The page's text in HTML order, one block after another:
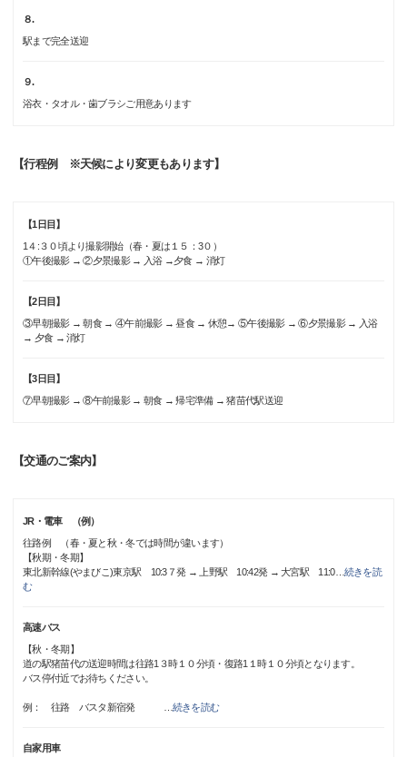
８.
駅まで完全送迎
９.
浴衣・タオル・歯ブラシご用意あります
【行程例 ※天候により変更もあります】
【1日目】
1４:３０頃より撮影開始（春・夏は１５：3０）
①午後撮影 → ②夕景撮影 → 入浴 →夕食 → 消灯
【2日目】
③早朝撮影 → 朝食 → ④午前撮影 → 昼食 → 休憩→ ⑤午後撮影 → ⑥夕景撮影 → 入浴
→ 夕食 → 消灯
【3日目】
⑦早朝撮影 → ⑧午前撮影 → 朝食 → 帰宅準備 → 猪苗代駅送迎
【交通のご案内】
JR・電車 （例）
往路例 （春・夏と秋・冬では時間が違います）
【秋期・冬期】
東北新幹線(やまびこ)東京駅 10:3７発 → 上野駅 10:42発 → 大宮駅 11:0… 続きを読
む
高速バス
【秋・冬期】
道の駅猪苗代の送迎時間は往路1３時１０分頃・復路1１時１０分頃となります。
バス停付近でお待ちください。
例： 往路 バスタ新宿発 続きを読む
自家用車